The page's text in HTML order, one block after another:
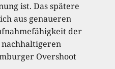
ist. Das spätere
aus genaueren
der
nachhaltigeren
Overshoot